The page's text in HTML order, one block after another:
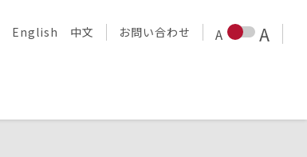
English 中文 お問い合わせ